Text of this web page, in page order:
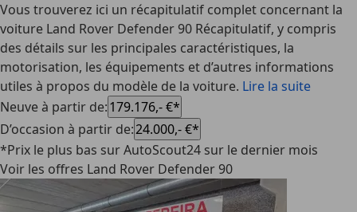
Vous trouverez ici un récapitulatif complet concernant la
voiture Land Rover Defender 90 Récapitulatif, y compris
des détails sur les principales caractéristiques, la
motorisation, les équipements et d’autres informations
utiles à propos du modèle de la voiture. Lire la suite
Neuve à partir de:179.176,- €*
D’occasion à partir de:24.000,- €*
*Prix le plus bas sur AutoScout24 sur le dernier mois
Voir les offres Land Rover Defender 90